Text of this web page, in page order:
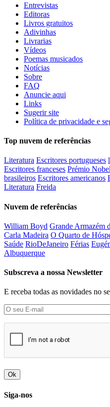
Entrevistas
Editoras
Livros gratuitos
Adivinhas
Livrarias
Vídeos
Poemas musicados
Notícias
Sobre
FAQ
Anuncie aqui
Links
Sugerir site
Política de privacidade e
Top nuvem de referências
Literatura Escritores portugueses
Escritores franceses Prémio
brasileiros Escritores americanos
Literatura Freida
Nuvem de referências
William Boyd Grande Armazém
Carla Madeira O Quarto de
Saúde RioDeJaneiro Férias
Albuquerque
Subscreva a nossa Newsletter
E receba todas as novidades no
Ok
Siga-nos